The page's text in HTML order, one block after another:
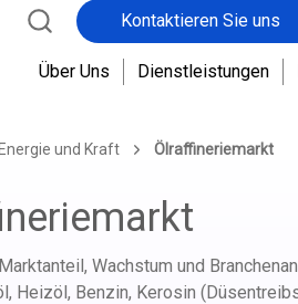
Kontaktieren Sie uns
Über Uns Dienstleistungen
Energie und Kraft Ölraffineriemarkt
Wachstum und
Heizöl, Benzin, Kerosin